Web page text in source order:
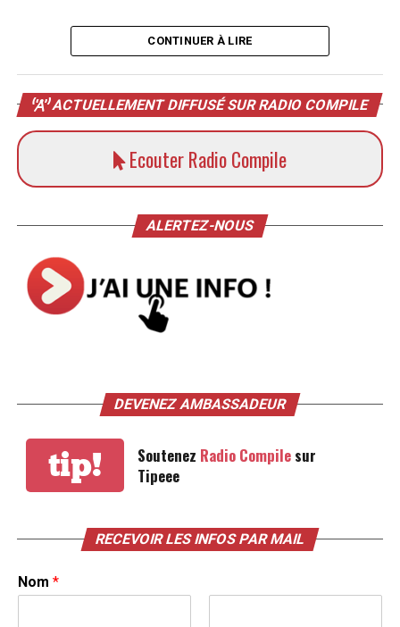
CONTINUER À LIRE
ACTUELLEMENT DIFFUSÉ SUR RADIO COMPILE
Ecouter Radio Compile
ALERTEZ-NOUS
DEVENEZ AMBASSADEUR
tip! Soutenez Radio Compilesur
Tipeee
RECEVOIR LES INFOS PAR MAIL
Nom *